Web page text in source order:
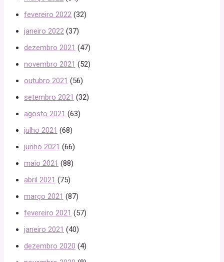
fevereiro 2022 (32)
janeiro 2022 (37)
dezembro 2021 (47)
novembro 2021 (52)
outubro 2021 (56)
setembro 2021 (32)
agosto 2021 (63)
julho 2021 (68)
junho 2021 (66)
maio 2021 (88)
abril 2021 (75)
março 2021 (87)
fevereiro 2021 (57)
janeiro 2021 (40)
dezembro 2020 (4)